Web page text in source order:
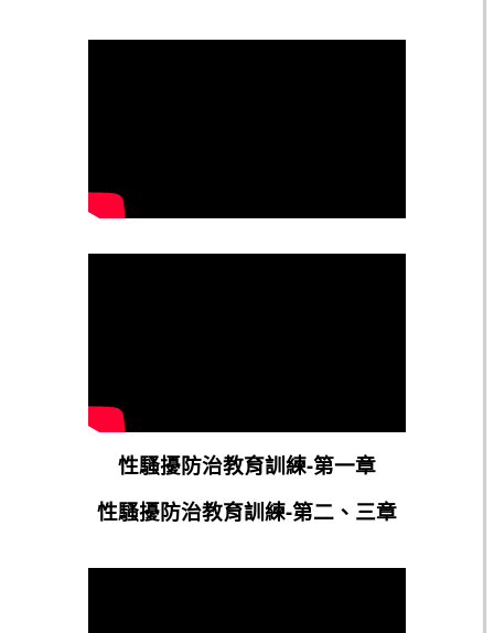
性騷擾防治教育訓練-第一章
性騷擾防治教育訓練-第二、三章